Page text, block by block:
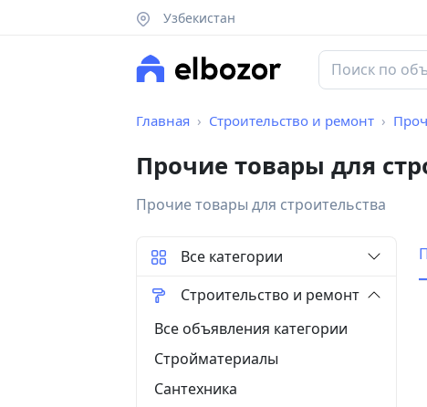
Узбекистан
Главная Строительство и ремонт
Прочие товары для
Прочие товары для строительства
Все категории
Строительство и ремонт
Все объявления категории
Стройматериалы
Сантехника